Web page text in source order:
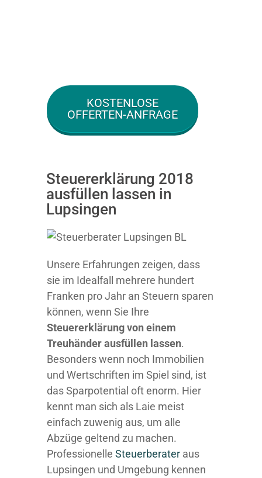
KOSTENLOSE
OFFERTEN-ANFRAGE
Steuererklärung 2018
ausfüllen lassen in
Lupsingen
Unsere Erfahrungen zeigen, dass
sie im Idealfall mehrere hundert
Franken pro Jahr an Steuern sparen
können, wenn Sie Ihre
Steuererklärung von einem
Treuhänder ausfüllen lassen.
Besonders wenn noch Immobilien
und Wertschriften im Spiel sind, ist
das Sparpotential oft enorm. Hier
kennt man sich als Laie meist
einfach zuwenig aus, um alle
Abzüge geltend zu machen.
Professionelle Steuerberater aus
Lupsingen und Umgebung kennen